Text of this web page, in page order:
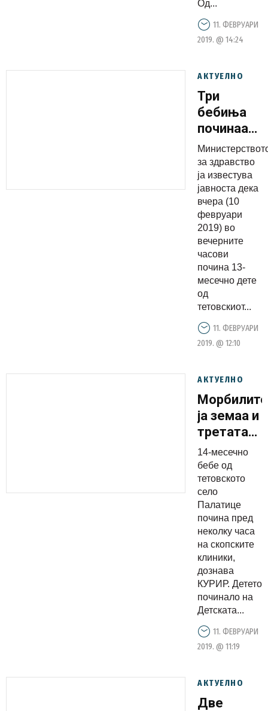
Од...
11. ФЕВРУАРИ
2019. @ 14:24
АКТУЕЛНО
Три
бебиња
починаа
од
морбили:
ја
потресоа
јавноста,
никој не
превзема
а
состојбата
е
за здравство
ја известува
јавноста дека
вчера (10
февруари
2019) во
вечерните
часови
почина 13-
месечно дете
од
тетовскиот...
11. ФЕВРУАРИ
2019. @ 12:10
АКТУЕЛНО
Морбилите
ја земаа и
третата
жртва,
почина
14-
месечно
бебе
14-месечно
бебе од
тетовското
село
Палатице
почина пред
неколку часа
на скопските
клиники,
дознава
КУРИР. Детето
починало на
Детската...
11. ФЕВРУАРИ
2019. @ 11:19
АКТУЕЛНО
Две